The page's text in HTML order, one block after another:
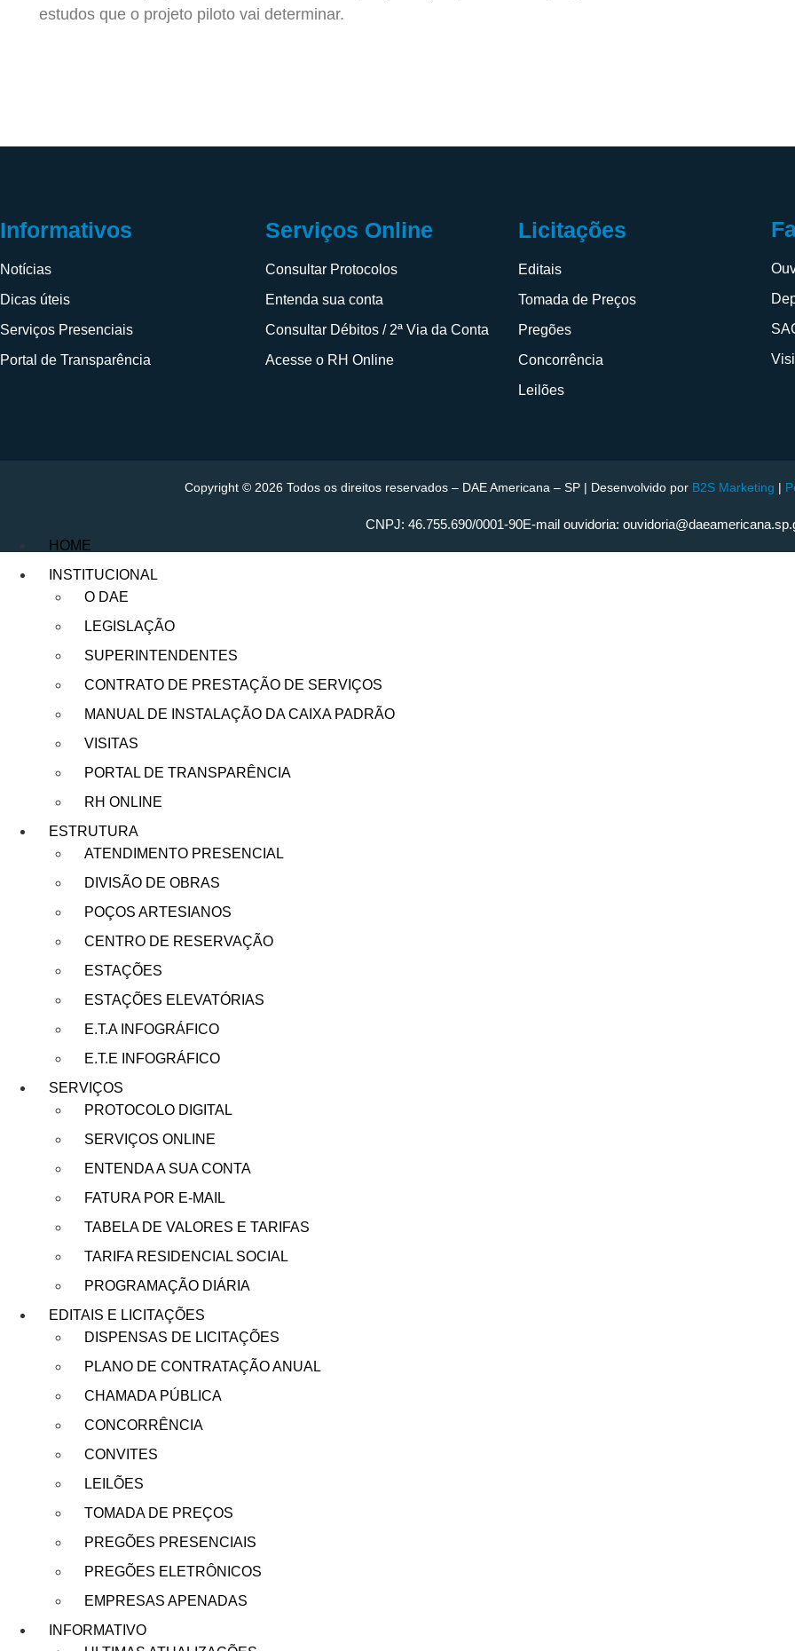
estudos que o projeto piloto vai determinar.
Informativos
Notícias
Dicas úteis
Serviços Presenciais
Portal de Transparência
Serviços Online
Consultar Protocolos
Entenda sua conta
Consultar Débitos / 2ª Via da Conta
Acesse o RH Online
Licitações
Editais
Tomada de Preços
Pregões
Concorrência
Leilões
Copyright © 2026 Todos os direitos reservados – DAE Americana – SP | Desenvolvido por B2S Marketing |
CNPJ: 46.755.690/0001-90E-mail ouvidoria:
HOME
INSTITUCIONAL
O DAE
LEGISLAÇÃO
SUPERINTENDENTES
CONTRATO DE PRESTAÇÃO DE SERVIÇOS
MANUAL DE INSTALAÇÃO DA CAIXA PADRÃO
VISITAS
PORTAL DE TRANSPARÊNCIA
RH ONLINE
ESTRUTURA
ATENDIMENTO PRESENCIAL
DIVISÃO DE OBRAS
POÇOS ARTESIANOS
CENTRO DE RESERVAÇÃO
ESTAÇÕES
ESTAÇÕES ELEVATÓRIAS
E.T.A INFOGRÁFICO
E.T.E INFOGRÁFICO
SERVIÇOS
PROTOCOLO DIGITAL
SERVIÇOS ONLINE
ENTENDA A SUA CONTA
FATURA POR E-MAIL
TABELA DE VALORES E TARIFAS
TARIFA RESIDENCIAL SOCIAL
PROGRAMAÇÃO DIÁRIA
EDITAIS E LICITAÇÕES
DISPENSAS DE LICITAÇÕES
PLANO DE CONTRATAÇÃO ANUAL
CHAMADA PÚBLICA
CONCORRÊNCIA
CONVITES
LEILÕES
TOMADA DE PREÇOS
PREGÕES PRESENCIAIS
PREGÕES ELETRÔNICOS
EMPRESAS APENADAS
INFORMATIVO